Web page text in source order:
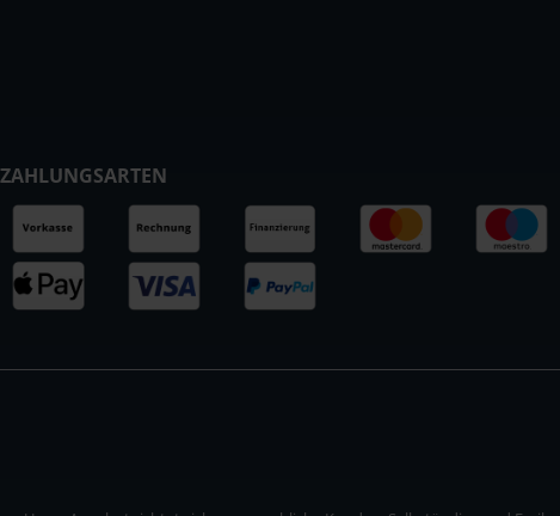
ZAHLUNGSARTEN